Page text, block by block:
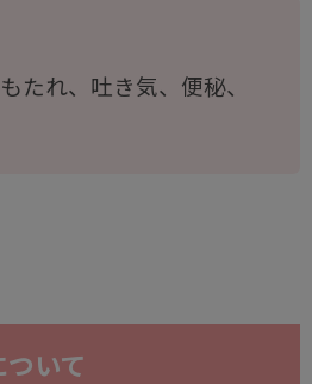
たれ、吐き気、便秘、
いて